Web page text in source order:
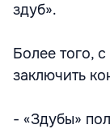
здуб».
Более того,
заключить
- «Здубы»